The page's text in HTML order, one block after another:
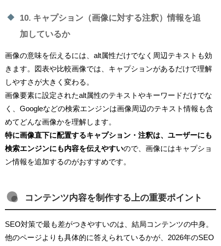
10. キャプション（画像に対する注釈）情報を追
加しているか
画像の意味を伝えるには、alt属性だけでなく周辺テキストも効
きます。図表や比較画像では、キャプションがあるだけで理解
しやすさが大きく変わる。
画像要素に設定されたalt属性のテキストやキーワードだけでな
く、Googleなどの検索エンジンは画像周辺のテキスト情報も含
めてどんな画像かを理解します。
特に画像直下に配置するキャプション・注釈は、ユーザーにも
検索エンジンにも内容を伝えやすいので、画像にはキャプショ
ン情報を追加するのがおすすめです。
コンテンツ内容を制作する上の重要ポイント
SEO対策で最も差がつきやすいのは、結局コンテンツの中身。
他のページよりも具体的に答えられているかが、2026年のSEO